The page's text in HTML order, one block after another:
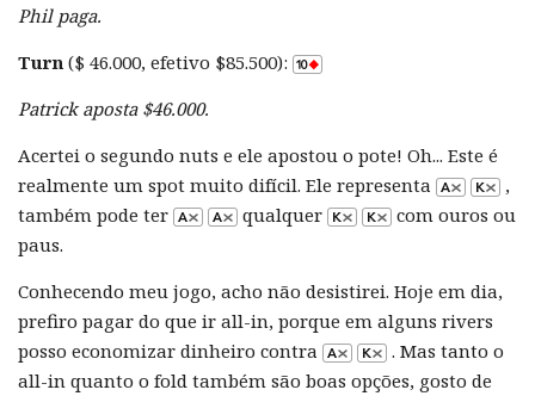
Phil paga.
Turn ($ 46.000, efetivo $85.500):
Patrick aposta $46.000.
Acertei o segundo nuts e ele apostou o pote! Oh... Este é
realmente um spot muito difícil. Ele representa
,
também pode ter
qualquer
com ouros ou
paus.
Conhecendo meu jogo, acho não desistirei. Hoje em dia,
prefiro pagar do que ir all-in, porque em alguns rivers
posso economizar dinheiro contra
. Mas tanto o
all-in quanto o fold também são boas opções, gosto de